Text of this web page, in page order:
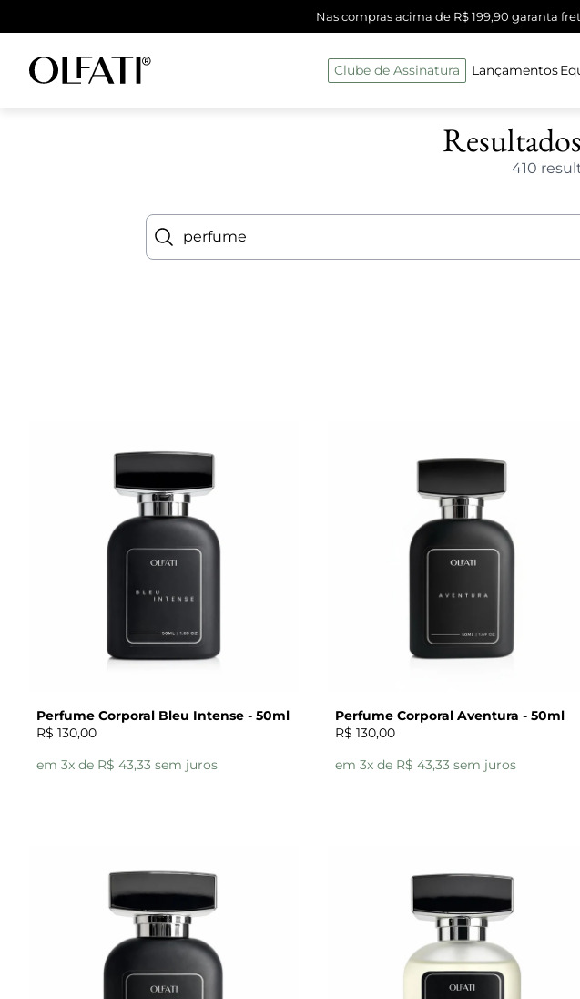
Nas compras acima de R$ 199,90 garanta
Clube de Assinatura Lançamentos
410
Perfume Corporal Bleu Intense - 50ml
R$ 130,00
em 3x de R$ 43,33 sem juros
Perfume Corporal Aventura - 50ml
R$ 130,00
em 3x de R$ 43,33 sem juros